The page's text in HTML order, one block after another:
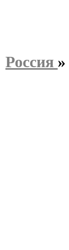
Россия »